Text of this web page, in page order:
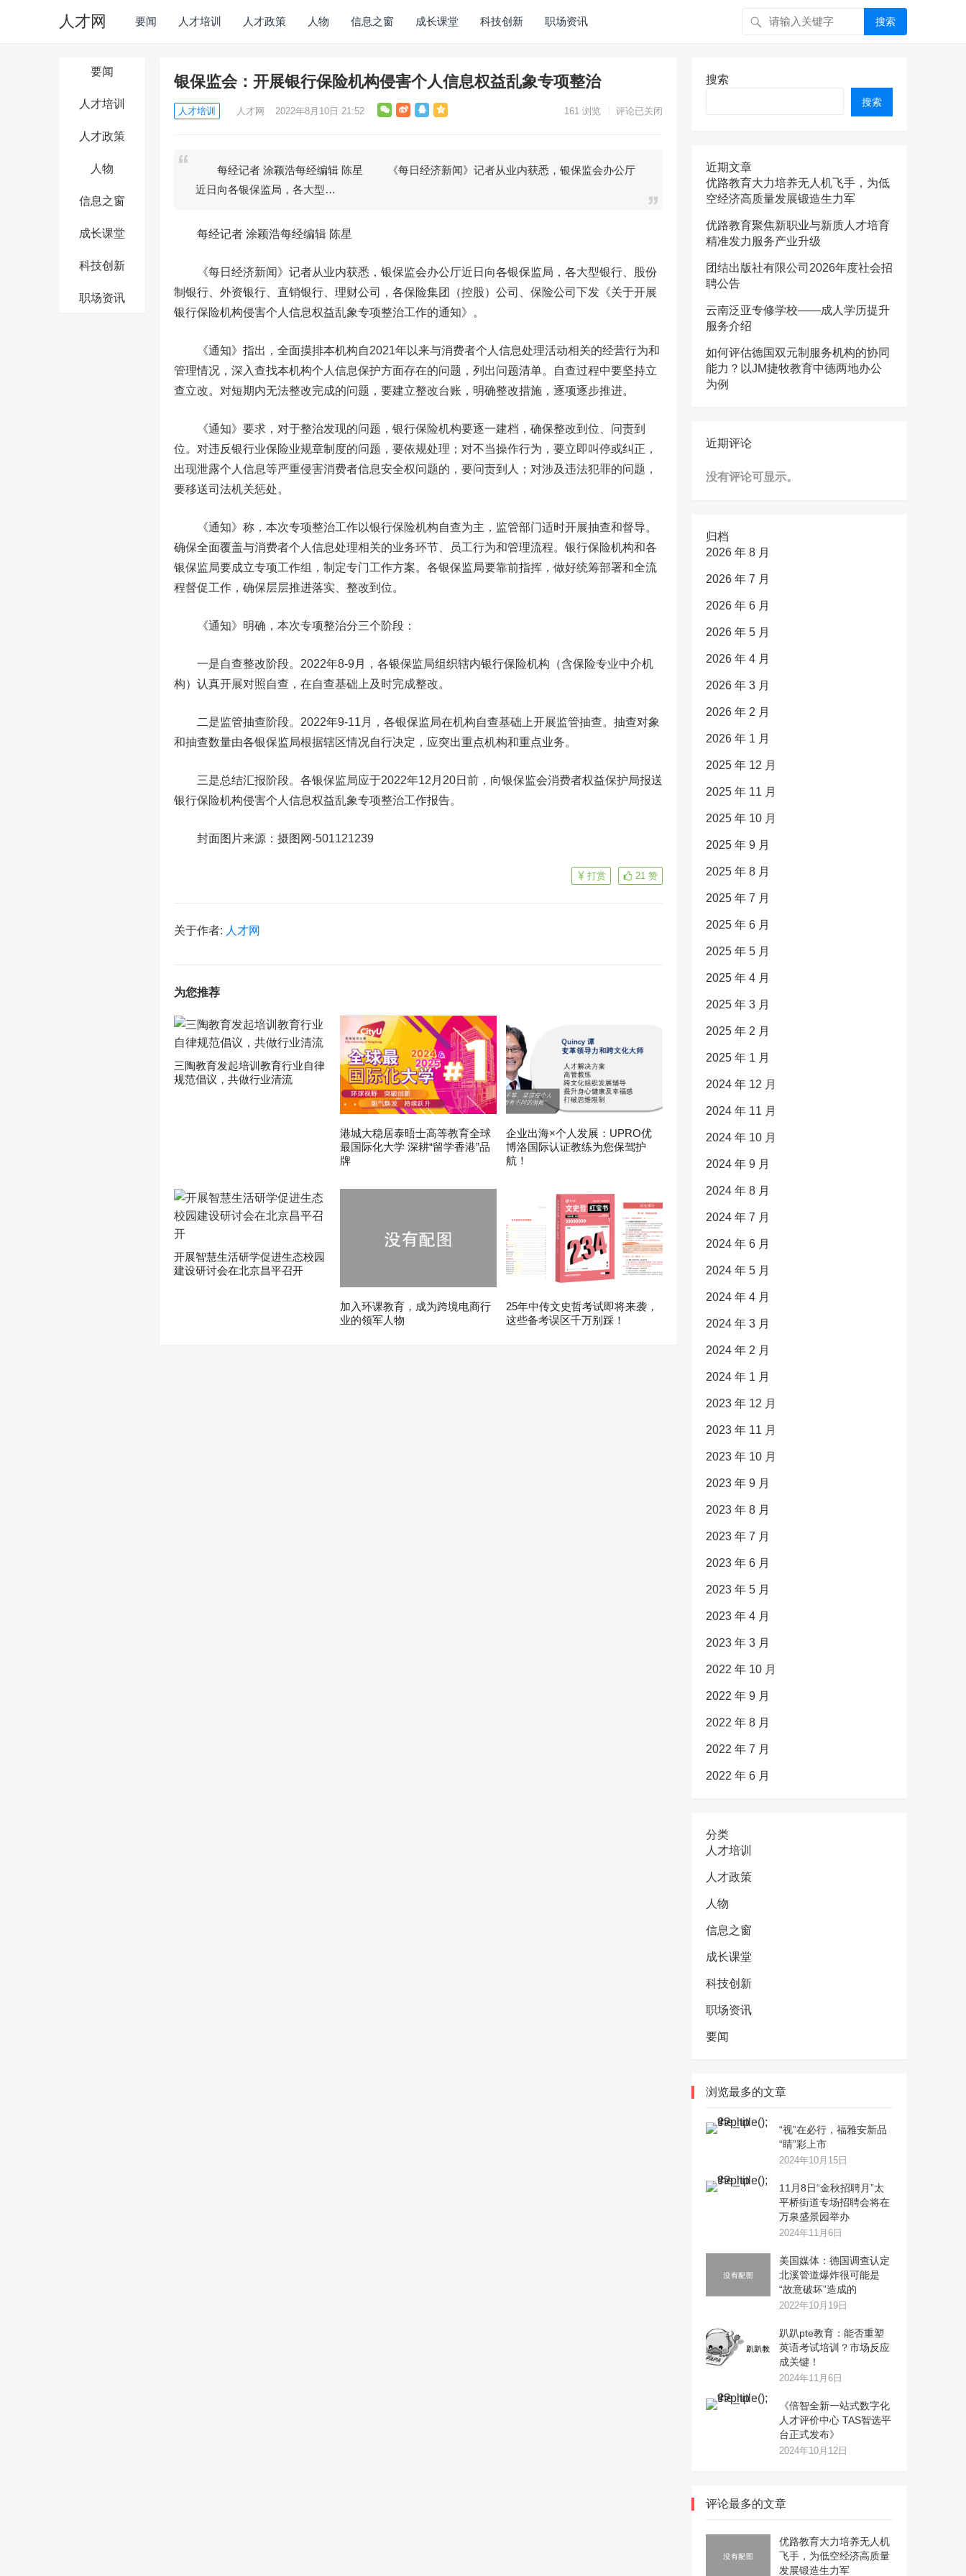
人才网 要闻 人才培训 人才政策 人物 信息之窗 成长课堂 科技创新 职场资讯 搜索
要闻
人才培训
人才政策
人物
信息之窗
成长课堂
科技创新
职场资讯
银保监会：开展银行保险机构侵害个人信息权益乱象专项整治
人才培训 人才网 2022年8月10日 21:52 161 浏览 评论已关闭
每经记者 涂颖浩每经编辑 陈星 《每日经济新闻》记者从业内获悉，银保监会办公厅
近日向各银保监局，各大型…
每经记者 涂颖浩每经编辑 陈星
《每日经济新闻》记者从业内获悉，银保监会办公厅近日向各银保监局，各大型银行、股份
制银行、外资银行、直销银行、理财公司，各保险集团（控股）公司、保险公司下发《关于开展
银行保险机构侵害个人信息权益乱象专项整治工作的通知》。
《通知》指出，全面摸排本机构自2021年以来与消费者个人信息处理活动相关的经营行为和
管理情况，深入查找本机构个人信息保护方面存在的问题，列出问题清单。自查过程中要坚持立
查立改。对短期内无法整改完成的问题，要建立整改台账，明确整改措施，逐项逐步推进。
《通知》要求，对于整治发现的问题，银行保险机构要逐一建档，确保整改到位、问责到
位。对违反银行业保险业规章制度的问题，要依规处理；对不当操作行为，要立即叫停或纠正，
出现泄露个人信息等严重侵害消费者信息安全权问题的，要问责到人；对涉及违法犯罪的问题，
要移送司法机关惩处。
《通知》称，本次专项整治工作以银行保险机构自查为主，监管部门适时开展抽查和督导。
确保全面覆盖与消费者个人信息处理相关的业务环节、员工行为和管理流程。银行保险机构和各
银保监局要成立专项工作组，制定专门工作方案。各银保监局要靠前指挥，做好统筹部署和全流
程督促工作，确保层层推进落实、整改到位。
《通知》明确，本次专项整治分三个阶段：
一是自查整改阶段。2022年8-9月，各银保监局组织辖内银行保险机构（含保险专业中介机
构）认真开展对照自查，在自查基础上及时完成整改。
二是监管抽查阶段。2022年9-11月，各银保监局在机构自查基础上开展监管抽查。抽查对象
和抽查数量由各银保监局根据辖区情况自行决定，应突出重点机构和重点业务。
三是总结汇报阶段。各银保监局应于2022年12月20日前，向银保监会消费者权益保护局报送
银行保险机构侵害个人信息权益乱象专项整治工作报告。
封面图片来源：摄图网-501121239
21 赞
打赏
关于作者: 人才网
为您推荐
三陶教育发起培训教育行业自律
规范倡议，共做行业清流
港城大稳居泰晤士高等教育全球
最国际化大学 深耕“留学香港”品
牌
企业出海×个人发展：UPRO优
博洛国际认证教练为您保驾护
航！
开展智慧生活研学促进生态校园
建设研讨会在北京昌平召开
加入环课教育，成为跨境电商行
业的领军人物
25年中传文史哲考试即将来袭，
这些备考误区千万别踩！
搜索
搜索
近期文章
优路教育大力培养无人机飞手，为低
空经济高质量发展锻造生力军
优路教育聚焦新职业与新质人才培育
精准发力服务产业升级
团结出版社有限公司2026年度社会招
聘公告
云南泛亚专修学校——成人学历提升
服务介绍
如何评估德国双元制服务机构的协同
能力？以JM捷牧教育中德两地办公
为例
近期评论
没有评论可显示。
归档
2026 年 8 月
2026 年 7 月
2026 年 6 月
2026 年 5 月
2026 年 4 月
2026 年 3 月
2026 年 2 月
2026 年 1 月
2025 年 12 月
2025 年 11 月
2025 年 10 月
2025 年 9 月
2025 年 8 月
2025 年 7 月
2025 年 6 月
2025 年 5 月
2025 年 4 月
2025 年 3 月
2025 年 2 月
2025 年 1 月
2024 年 12 月
2024 年 11 月
2024 年 10 月
2024 年 9 月
2024 年 8 月
2024 年 7 月
2024 年 6 月
2024 年 5 月
2024 年 4 月
2024 年 3 月
2024 年 2 月
2024 年 1 月
2023 年 12 月
2023 年 11 月
2023 年 10 月
2023 年 9 月
2023 年 8 月
2023 年 7 月
2023 年 6 月
2023 年 5 月
2023 年 4 月
2023 年 3 月
2022 年 10 月
2022 年 9 月
2022 年 8 月
2022 年 7 月
2022 年 6 月
分类
人才培训
人才政策
人物
信息之窗
成长课堂
科技创新
职场资讯
要闻
浏览最多的文章
“视”在必行，福雅安新品
“睛”彩上市
2024年10月15日
11月8日“金秋招聘月”太
平桥街道专场招聘会将在
万泉盛景园举办
2024年11月6日
美国媒体：德国调查认定
北溪管道爆炸很可能是
“故意破坏”造成的
2022年10月19日
趴趴pte教育：能否重塑
英语考试培训？市场反应
成关键！
2024年11月6日
《倍智全新一站式数字化
人才评价中心 TAS智选平
台正式发布》
2024年10月12日
评论最多的文章
优路教育大力培养无人机
飞手，为低空经济高质量
发展锻造生力军